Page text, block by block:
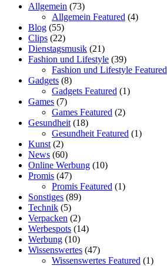
Allgemein (73)
Allgemein Featured (4)
Blog (55)
Clips (22)
Dienstagsmusik (21)
Fashion und Lifestyle (39)
Fashion und Lifestyle Featured
Gadgets (8)
Gadgets Featured (1)
Games (7)
Games Featured (2)
Gesundheit (18)
Gesundheit Featured (1)
Kunst (2)
News (60)
Online Werbung (10)
Promis (47)
Promis Featured (1)
Sonstiges (89)
Technik (5)
Verpacken (2)
Werbespots (14)
Werbung (10)
Wissenswertes (47)
Wissenswertes Featured (1)